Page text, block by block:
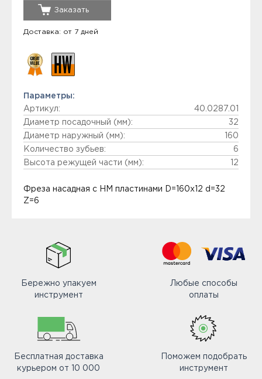
Заказать
Доставка: от 7 дней
Параметры:
Артикул:
40.0287.01
Диаметр посадочный (мм):
32
Диаметр наружный (мм):
160
Количество зубьев:
6
Высота режущей части (мм):
12
Фреза насадная с HM пластинами D=160x12 d=32
Z=6
Бережно упакуем
инструмент
Любые способы
оплаты
Бесплатная доставка
курьером от 10 000
Поможем подобрать
инструмент